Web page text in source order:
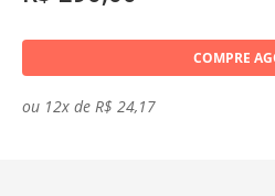
COMPRE
ou 12x de R$ 24,17